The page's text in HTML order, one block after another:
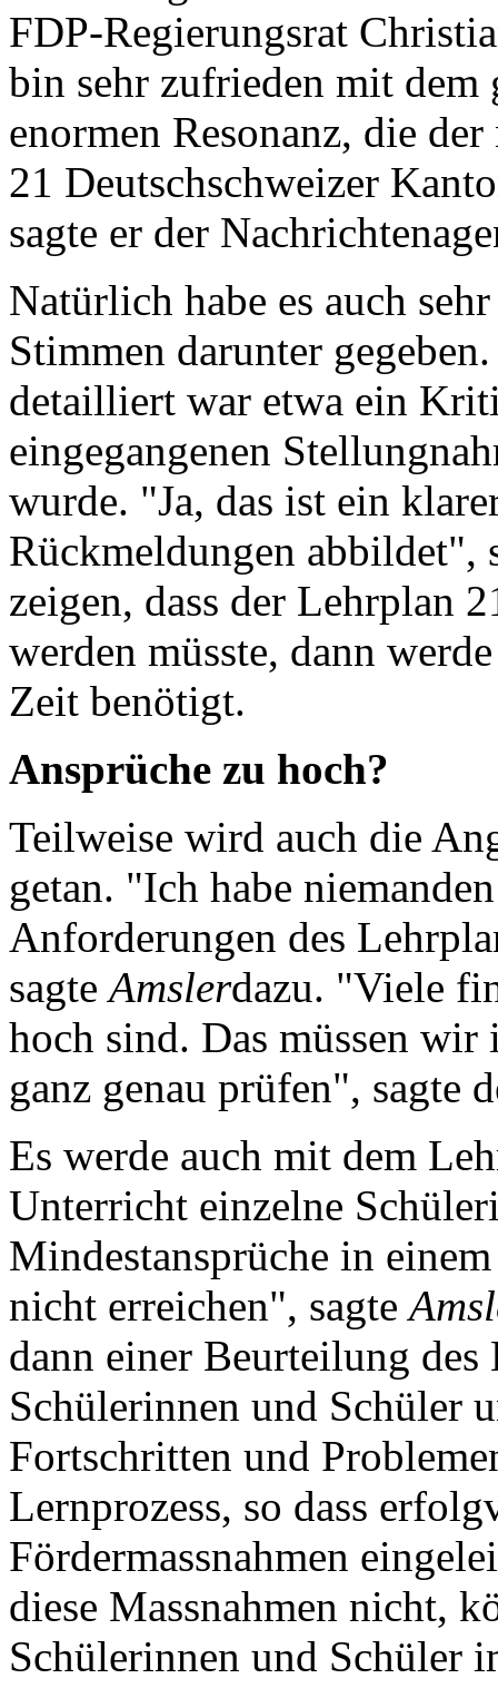
FDP-Regierungsrat
bin sehr zufrieden mit dem
enormen Resonanz, die
21 Deutschschweizer
sagte er der
Natürlich habe es auch
Stimmen darunter
detailliert war etwa ein
eingegangenen
wurde. "Ja, das ist ein
Rückmeldungen abbildet",
zeigen, dass der Lehrplan
werden müsste, dann
Zeit benötigt.
Ansprüche zu hoch?
Teilweise wird auch die
getan. "Ich habe
Anforderungen des
sagteAmslerdazu. "Viele
hoch sind. Das müssen
ganz genau prüfen", sagte
Es werde auch mit dem
Unterricht einzelne
Mindestansprüche in
nicht erreichen", sagte
dann einer Beurteilung des
Schülerinnen und Schüler
Fortschritten und
Lernprozess, so dass
Fördermassnahmen
diese Massnahmen nicht,
Schülerinnen und Schüler